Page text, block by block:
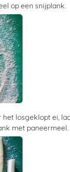
op een snijplank.
het losgeklopt ei,
met paneermeel.